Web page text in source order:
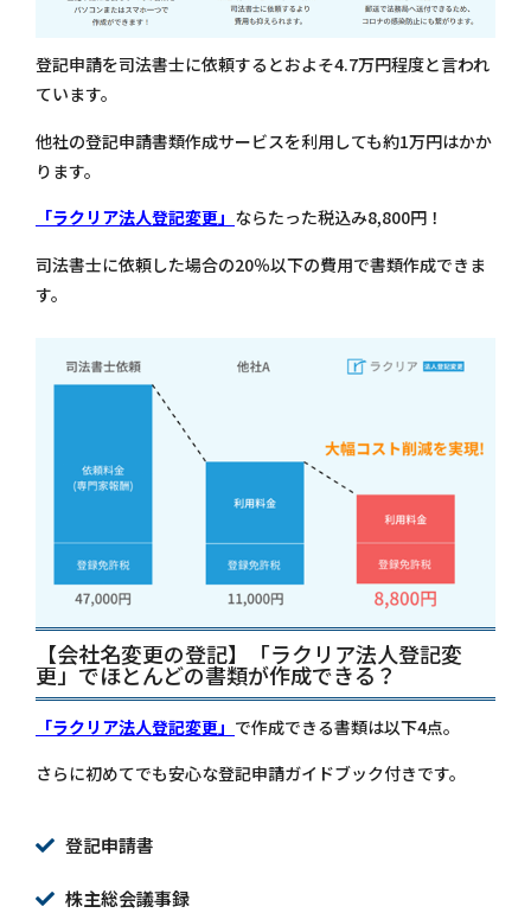
登記申請を司法書士に依頼するとおよそ4.7万円程度と言われ
ています。
他社の登記申請書類作成サービスを利用しても約1万円はかか
ります。
「ラクリア法人登記変更」 ならたった税込み8,800円！
司法書士に依頼した場合の20％以下の費用で書類作成できま
す。
【会社名変更の登記】「ラクリア法人登記変
更」でほとんどの書類が作成できる？
「ラクリア法人登記変更」 で作成できる書類は以下4点。
さらに初めてでも安心な登記申請ガイドブック付きです。
登記申請書
株主総会議事録